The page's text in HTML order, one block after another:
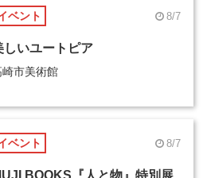
ベント 8/7
しいユートピア
崎市美術館
ベント 8/7
BOOKS『人と物』特別展